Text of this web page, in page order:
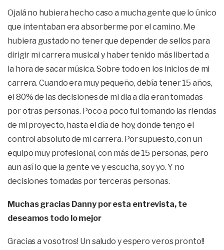
Ojalá no hubiera hecho caso a mucha gente que lo único
que intentaban era absorberme por el camino. Me
hubiera gustado no tener que depender de sellos para
dirigir mi carrera musical y haber tenido más libertad a
la hora de sacar música. Sobre todo en los inicios de mi
carrera. Cuando era muy pequeño, debía tener 15 años,
el 80% de las decisiones de mi dia a dia eran tomadas
por otras personas. Poco a poco fui tomando las riendas
de mi proyecto, hasta el día de hoy, donde tengo el
control absoluto de mi carrera. Por supuesto, con un
equipo muy profesional, con más de 15 personas, pero
aun así lo que la gente ve y escucha, soy yo. Y no
decisiones tomadas por terceras personas.
Muchas gracias Danny por esta entrevista, te
deseamos todo lo mejor
Gracias a vosotros! Un saludo y espero veros pronto!!